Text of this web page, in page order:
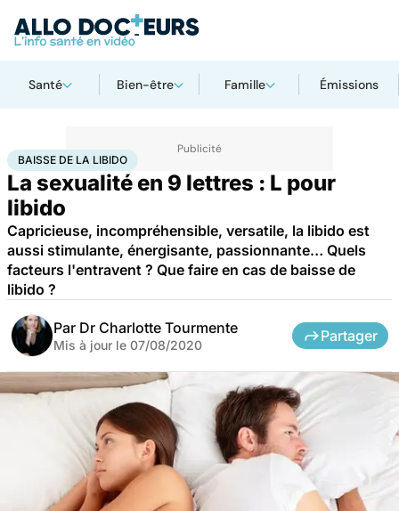
Santé Bien-être Famille Émissions
AccueilSanté Baisse de la libido
BAISSE DE LA LIBIDO
La sexualité en 9 lettres : L pour
libido
Capricieuse, incompréhensible, versatile, la libido est
aussi stimulante, énergisante, passionnante… Quels
facteurs l'entravent ? Que faire en cas de baisse de
libido ?
Par Dr Charlotte Tourmente
Mis à jour le 07/08/2020
Partager